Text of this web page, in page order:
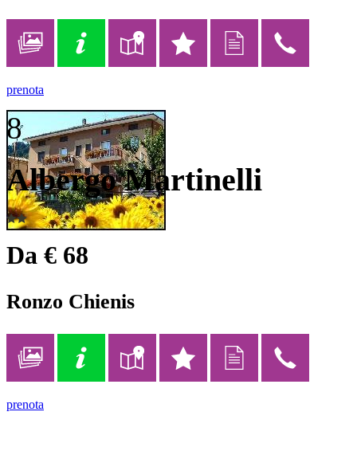
prenota
8
Albergo Martinelli
Da € 68
Ronzo Chienis
prenota